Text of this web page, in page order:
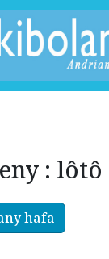
: lôtô
hafa